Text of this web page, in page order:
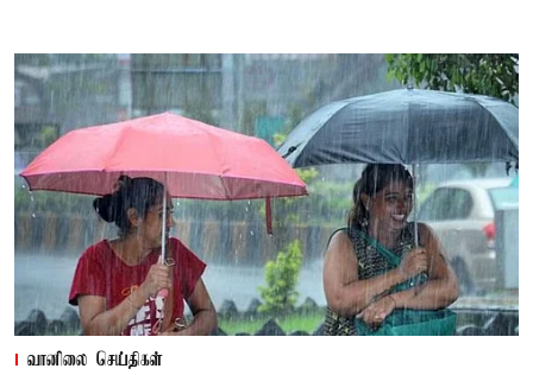
வானிலை செய்திகள்